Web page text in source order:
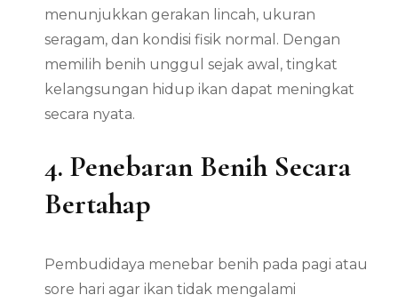
menunjukkan gerakan lincah, ukuran
seragam, dan kondisi fisik normal. Dengan
memilih benih unggul sejak awal, tingkat
kelangsungan hidup ikan dapat meningkat
secara nyata.
4. Penebaran Benih Secara
Bertahap
Pembudidaya menebar benih pada pagi atau
sore hari agar ikan tidak mengalami